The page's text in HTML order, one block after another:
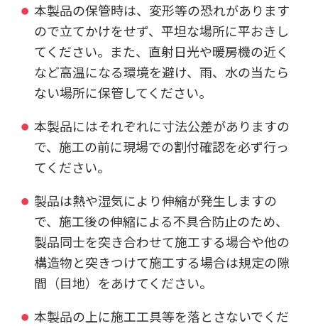
本製品の保管時は、変形等の恐れがあります
ので立てかけをせず、平坦な場所に平おきし
てください。また、直射日光や暖房機の近く
など高温になる環境を避け、雨、水の当たら
ない場所に保管してください。
本製品にはそれぞれに寸法公差がありますの
で、施工の前に現場での割付確認を必ず行っ
てください。
製品は熱や湿気により伸縮が発生しますの
で、施工後の伸縮による不具合防止のため、
製品同士を突き合わせて施工する場合や他の
構造物と突きつけて施工する場合は規定の隙
間（目地）をあけてください。
本製品の上に施工工具等を落とさないでくだ